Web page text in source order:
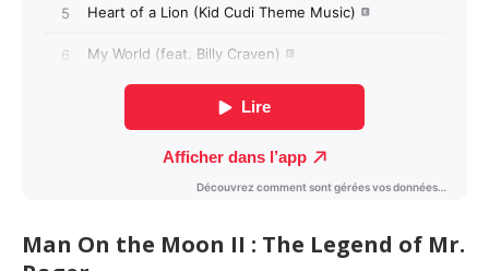
Man On the Moon II : The Legend of Mr.